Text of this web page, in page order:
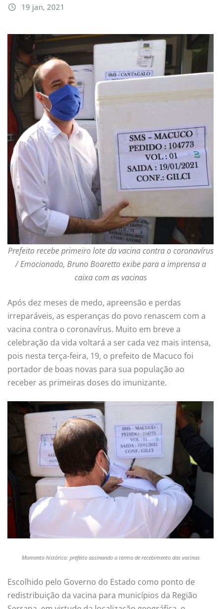
19 jan, 2021
Prefeito recebe primeiro lote da vacina contra o coronavírus
/ Emocionado, Bruno Boaretto exibe para a imprensa a
caixa com as vacinas
Após dez meses de medo, apreensão e perdas
irreparáveis, as esperanças do povo renascem com a
vacina contra o coronavírus. Muito em breve a
celebração da vida voltará a ser cada vez mais intensa,
pois nesta terça-feira, 19, o prefeito de Macuco foi
portador de boas novas para sua população ao
receber as primeiras doses do imunizante.
Momento histórico: prefeito assinando o termo de recebimento das vacinas
Escolhido pelo Governo do Estado como ponto de
redistribuição da vacina para municípios da Região